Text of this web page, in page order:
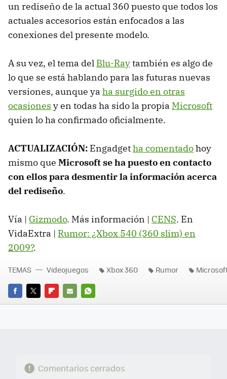
un rediseño de la actual 360 puesto que todos los
actuales accesorios están enfocados a las
conexiones del presente modelo.
A su vez, el tema del Blu-Raytambién es algo de
lo que se está hablando para las futuras nuevas
versiones, aunque ya ha surgido en otras
ocasiones y en todas ha sido la propia Microsoft
quien lo ha confirmado oficialmente.
ACTUALIZACIÓN: Engadgetha comentadohoy
mismo que Microsoft se ha puesto en contacto
con ellos para desmentir la información acerca
del rediseño.
Vía | Gizmodo. Más información | CENS. En
VidaExtra | Rumor: ¿Xbox 540 (360 slim) en
2009?.
FACEBOOK
TWITTERFLIPBOARD
E-
WHATSAPP
TEMAS Videojuegos Xbox 360 Rumor
Comentarios cerrados